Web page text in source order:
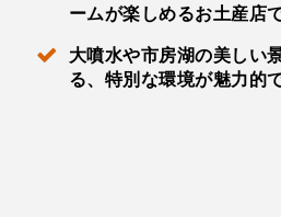
ームが楽しめるお土産店で
大噴水や市房湖の美しい
る、特別な環境が魅力的で